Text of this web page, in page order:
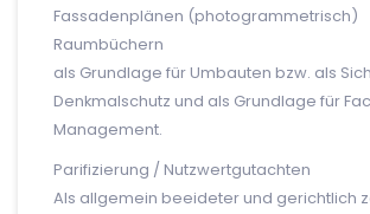
Fassadenplänen (photogrammetrisch)
Raumbüchern
als Grundlage für Umbauten bzw. als
Denkmalschutz und als Grundlage für
Management.
Parifizierung / Nutzwertgutachten
Als allgemein beeideter und gerichtlich